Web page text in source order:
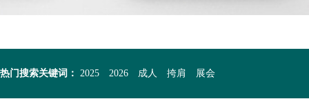
热门搜索关键词： 2025 2026 成人 挎肩 展会